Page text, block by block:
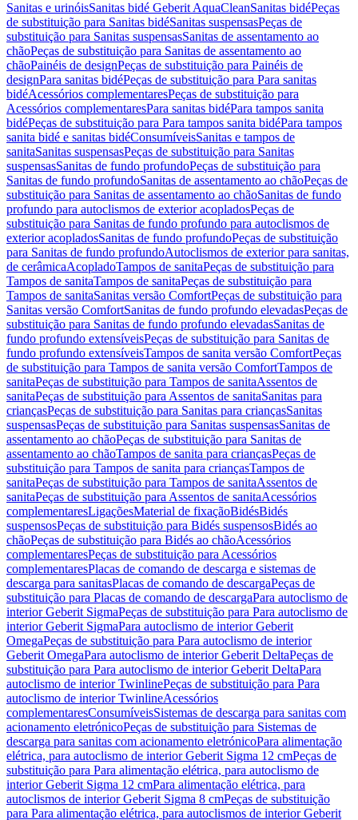
Sanitas e urinóisSanitas bidé Geberit AquaCleanSanitas bidéPeças
de substituição para Sanitas bidéSanitas suspensasPeças de
substituição para Sanitas suspensasSanitas de assentamento ao
chãoPeças de substituição para Sanitas de assentamento ao
chãoPainéis de designPeças de substituição para Painéis de
designPara sanitas bidéPeças de substituição para Para sanitas
bidéAcessórios complementaresPeças de substituição para
Acessórios complementaresPara sanitas bidéPara tampos sanita
bidéPeças de substituição para Para tampos sanita bidéPara tampos
sanita bidé e sanitas bidéConsumíveisSanitas e tampos de
sanitaSanitas suspensasPeças de substituição para Sanitas
suspensasSanitas de fundo profundoPeças de substituição para
Sanitas de fundo profundoSanitas de assentamento ao chãoPeças de
substituição para Sanitas de assentamento ao chãoSanitas de fundo
profundo para autoclismos de exterior acopladosPeças de
substituição para Sanitas de fundo profundo para autoclismos de
exterior acopladosSanitas de fundo profundoPeças de substituição
para Sanitas de fundo profundoAutoclismos de exterior para sanitas,
de cerâmicaAcopladoTampos de sanitaPeças de substituição para
Tampos de sanitaTampos de sanitaPeças de substituição para
Tampos de sanitaSanitas versão ComfortPeças de substituição para
Sanitas versão ComfortSanitas de fundo profundo elevadasPeças de
substituição para Sanitas de fundo profundo elevadasSanitas de
fundo profundo extensíveisPeças de substituição para Sanitas de
fundo profundo extensíveisTampos de sanita versão ComfortPeças
de substituição para Tampos de sanita versão ComfortTampos de
sanitaPeças de substituição para Tampos de sanitaAssentos de
sanitaPeças de substituição para Assentos de sanitaSanitas para
criançasPeças de substituição para Sanitas para criançasSanitas
suspensasPeças de substituição para Sanitas suspensasSanitas de
assentamento ao chãoPeças de substituição para Sanitas de
assentamento ao chãoTampos de sanita para criançasPeças de
substituição para Tampos de sanita para criançasTampos de
sanitaPeças de substituição para Tampos de sanitaAssentos de
sanitaPeças de substituição para Assentos de sanitaAcessórios
complementaresLigaçõesMaterial de fixaçãoBidésBidés
suspensosPeças de substituição para Bidés suspensosBidés ao
chãoPeças de substituição para Bidés ao chãoAcessórios
complementaresPeças de substituição para Acessórios
complementaresPlacas de comando de descarga e sistemas de
descarga para sanitasPlacas de comando de descargaPeças de
substituição para Placas de comando de descargaPara autoclismo de
interior Geberit SigmaPeças de substituição para Para autoclismo de
interior Geberit SigmaPara autoclismo de interior Geberit
OmegaPeças de substituição para Para autoclismo de interior
Geberit OmegaPara autoclismo de interior Geberit DeltaPeças de
substituição para Para autoclismo de interior Geberit DeltaPara
autoclismo de interior TwinlinePeças de substituição para Para
autoclismo de interior TwinlineAcessórios
complementaresConsumíveisSistemas de descarga para sanitas com
acionamento eletrónicoPeças de substituição para Sistemas de
descarga para sanitas com acionamento eletrónicoPara alimentação
elétrica, para autoclismo de interior Geberit Sigma 12 cmPeças de
substituição para Para alimentação elétrica, para autoclismo de
interior Geberit Sigma 12 cmPara alimentação elétrica, para
autoclismos de interior Geberit Sigma 8 cmPeças de substituição
para Para alimentação elétrica, para autoclismos de interior Geberit